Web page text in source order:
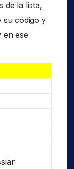
de la lista,
su código y
en ese